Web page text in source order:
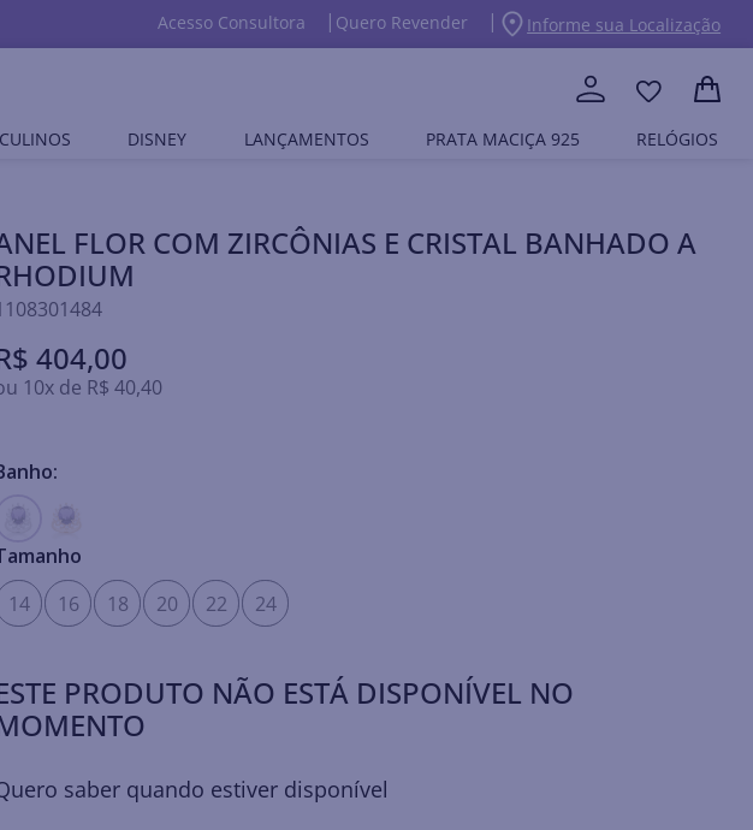
Acesso Consultora Quero Revender Informe sua Localização
DISNEY LANÇAMENTOS PRATA MACIÇA 925 RELÓGIOS
FLOR COM ZIRCÔNIAS E CRISTAL BANHADO A
404,00
10x de R$ 40,40
14
16 18 20 22 24
PRODUTO NÃO ESTÁ DISPONÍVEL NO
saber quando estiver disponível